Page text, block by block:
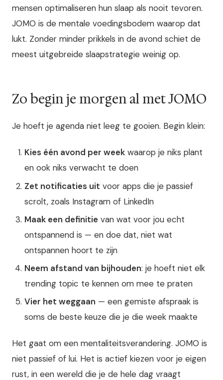
mensen optimaliseren hun slaap als nooit tevoren.
JOMO is de mentale voedingsbodem waarop dat
lukt. Zonder minder prikkels in de avond schiet de
meest uitgebreide slaapstrategie weinig op.
Zo begin je morgen al met JOMO
Je hoeft je agenda niet leeg te gooien. Begin klein:
Kies één avond per week waarop je niks plant
en ook niks verwacht te doen
Zet notificaties uit voor apps die je passief
scrolt, zoals Instagram of LinkedIn
Maak een definitie van wat voor jou echt
ontspannend is — en doe dat, niet wat
ontspannen hoort te zijn
Neem afstand van bijhouden: je hoeft niet elk
trending topic te kennen om mee te praten
Vier het weggaan — een gemiste afspraak is
soms de beste keuze die je die week maakte
Het gaat om een mentaliteitsverandering. JOMO is
niet passief of lui. Het is actief kiezen voor je eigen
rust, in een wereld die je de hele dag vraagt